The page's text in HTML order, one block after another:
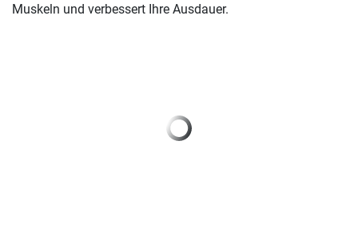
Muskeln und verbessert Ihre Ausdauer.